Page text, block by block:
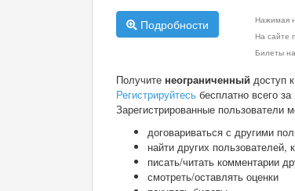
Подробности
Нажимая
На сайте
Билеты
Получите неограниченный доступ
Регистрируйтесь бесплатно всего
Зарегистрированные пользователи
договариваться с другими
найти других пользователей,
писать/читать комментарии
смотреть/оставлять оценки